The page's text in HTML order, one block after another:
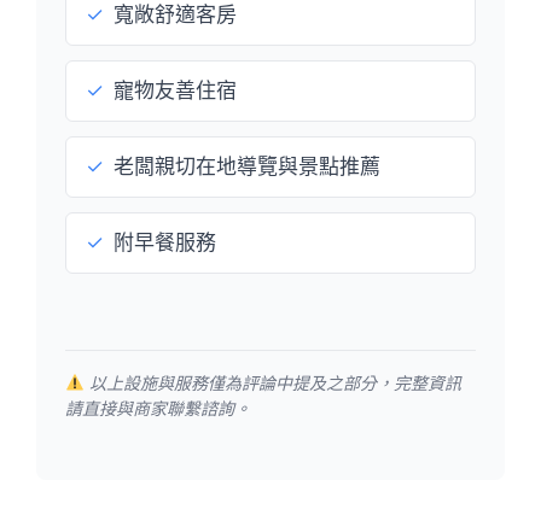
✓ 寬敞舒適客房
✓ 寵物友善住宿
✓ 老闆親切在地導覽與景點推薦
✓ 附早餐服務
以上設施與服務僅為評論中提及之部分，完整資訊
請直接與商家聯繫諮詢。